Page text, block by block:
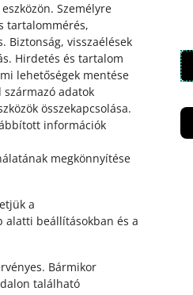
. Személyre
tartalommérés,
. Biztonság, visszaélések
. Hirdetés és tartalom
lehetőségek mentése
adatok
összekapcsolása.
információk
megkönnyítése
a
alatti beállításokban és a
Bármikor
található